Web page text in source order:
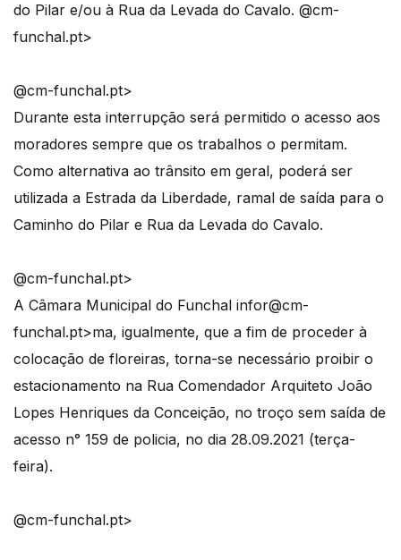
do Pilar e/ou à Rua da Levada do Cavalo. @cm-
funchal.pt>
@cm-funchal.pt>
Durante esta interrupção será permitido o acesso aos
moradores sempre que os trabalhos o permitam.
Como alternativa ao trânsito em geral, poderá ser
utilizada a Estrada da Liberdade, ramal de saída para o
Caminho do Pilar e Rua da Levada do Cavalo.
@cm-funchal.pt>
A Câmara Municipal do Funchal infor@cm-
funchal.pt>ma, igualmente, que a fim de proceder à
colocação de floreiras, torna-se necessário proibir o
estacionamento na Rua Comendador Arquiteto João
Lopes Henriques da Conceição, no troço sem saída de
acesso n° 159 de policia, no dia 28.09.2021 (terça-
feira).
@cm-funchal.pt>